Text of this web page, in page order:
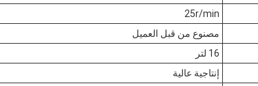
25r/min
مصنوع من قبل العميل
16 لتر
إنتاجية عالية